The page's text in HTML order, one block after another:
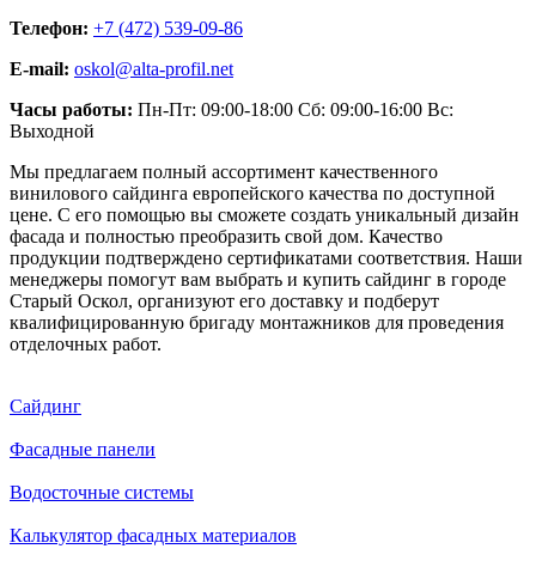
Телефон: +7 (472) 539-09-86
E-mail: oskol@alta-profil.net
Часы работы: Пн-Пт: 09:00-18:00 Сб: 09:00-16:00 Вс:
Выходной
Мы предлагаем полный ассортимент качественного
винилового сайдинга европейского качества по доступной
цене. С его помощью вы сможете создать уникальный дизайн
фасада и полностью преобразить свой дом. Качество
продукции подтверждено сертификатами соответствия. Наши
менеджеры помогут вам выбрать и купить сайдинг в городе
Старый Оскол, организуют его доставку и подберут
квалифицированную бригаду монтажников для проведения
отделочных работ.
Сайдинг
Фасадные панели
Водосточные системы
Калькулятор фасадных материалов